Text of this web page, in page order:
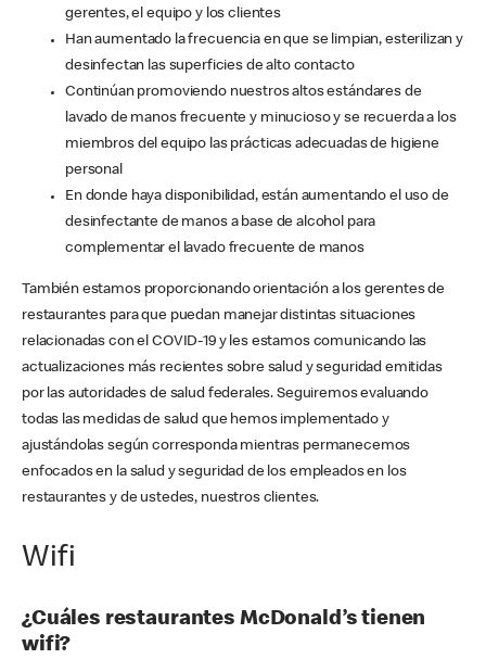
gerentes, el equipo y los clientes
Han aumentado la frecuencia en que se limpian, esterilizan y
desinfectan las superficies de alto contacto
Continúan promoviendo nuestros altos estándares de
lavado de manos frecuente y minucioso y se recuerda a los
miembros del equipo las prácticas adecuadas de higiene
personal
En donde haya disponibilidad, están aumentando el uso de
desinfectante de manos a base de alcohol para
complementar el lavado frecuente de manos
También estamos proporcionando orientación a los gerentes de
restaurantes para que puedan manejar distintas situaciones
relacionadas con el COVID-19 y les estamos comunicando las
actualizaciones más recientes sobre salud y seguridad emitidas
por las autoridades de salud federales. Seguiremos evaluando
todas las medidas de salud que hemos implementado y
ajustándolas según corresponda mientras permanecemos
enfocados en la salud y seguridad de los empleados en los
restaurantes y de ustedes, nuestros clientes.
Wifi
¿Cuáles restaurantes McDonald’s tienen
wifi?